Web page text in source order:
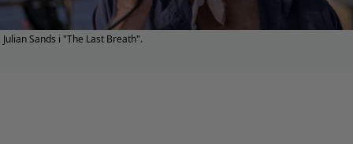
Julian Sands i "The Last Breath".